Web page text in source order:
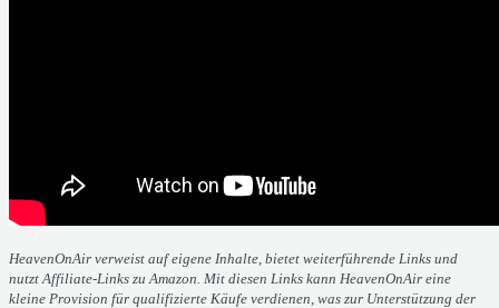
HeavenOnAir verweist auf eigene Inhalte, bietet weiterführende Links und
nutzt Affiliate-Links zu Amazon. Mit diesen Links kann HeavenOnAir eine
kleine Provision für qualifizierte Käufe verdienen, was zur Unterstützung der